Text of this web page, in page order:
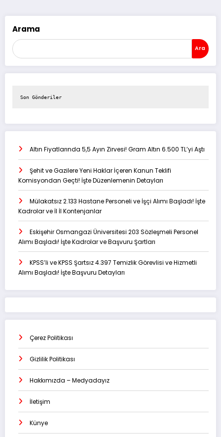
Arama
Ara
Son Gönderiler
Altın Fiyatlarında 5,5 Ayın Zirvesi! Gram Altın 6.500 TL’yi Aştı
Şehit ve Gazilere Yeni Haklar İçeren Kanun Teklifi
Komisyondan Geçti! İşte Düzenlemenin Detayları
Mülakatsız 2.133 Hastane Personeli ve İşçi Alımı Başladı! İşte
Kadrolar ve İl İl Kontenjanlar
Eskişehir Osmangazi Üniversitesi 203 Sözleşmeli Personel
Alımı Başladı! İşte Kadrolar ve Başvuru Şartları
KPSS’li ve KPSS Şartsız 4.397 Temizlik Görevlisi ve Hizmetli
Alımı Başladı! İşte Başvuru Detayları
Çerez Politikası
Gizlilik Politikası
Hakkımızda – Medyadayız
İletişim
Künye